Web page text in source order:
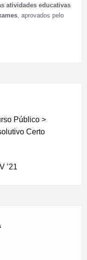
atividades educativas
, aprovados pelo
Público >
Certo
’21